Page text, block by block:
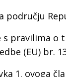
području
s pravilima o
(EU) br.
1. ovoga